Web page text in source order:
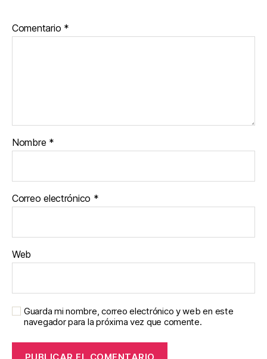
Comentario *
Nombre *
Correo electrónico *
Web
Guarda mi nombre, correo electrónico y web en este
navegador para la próxima vez que comente.